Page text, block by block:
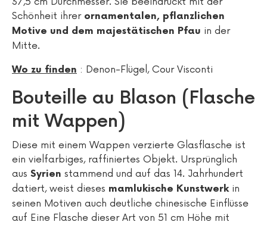
Schönheit ihrer ornamentalen, pflanzlichen
Motive und dem majestätischen Pfau in der
Mitte.
Wo zu finden : Denon-Flügel, Cour Visconti
Bouteille au Blason (Flasche
mit Wappen)
Diese mit einem Wappen verzierte Glasflasche ist
ein vielfarbiges, raffiniertes Objekt. Ursprünglich
aus Syrien stammend und auf das 14. Jahrhundert
datiert, weist dieses mamlukische Kunstwerkin
seinen Motiven auch deutliche chinesische Einflüsse
auf Eine Flasche dieser Art von 51 cm Höhe mit